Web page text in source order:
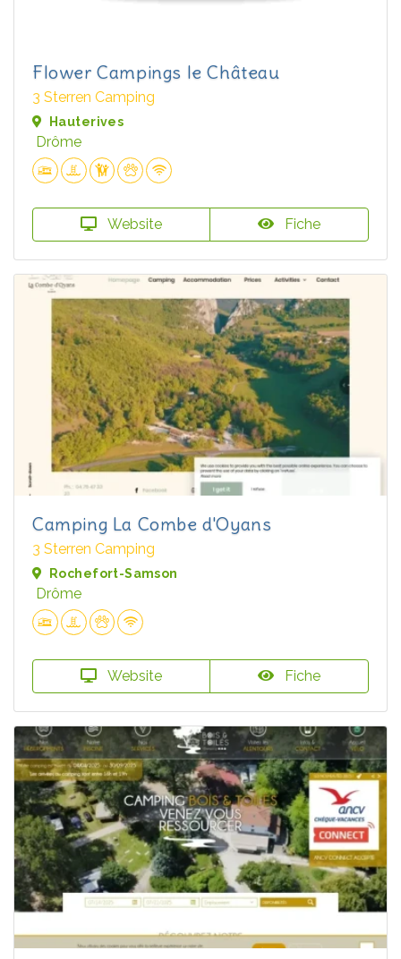
Flower Campings le Château
3 Sterren Camping
Hauterives
Drôme
Website Fiche
Camping La Combe d'Oyans
3 Sterren Camping
Rochefort-Samson
Drôme
Website Fiche